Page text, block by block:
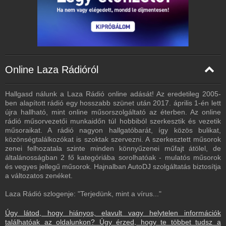
Online Laza Rádióról
Hallgasd nálunk a Laza Rádió online adását! Az eredetileg 2005-
ben alapított rádió egy hosszabb szünet után 2017. április 1-én lett
újra hallható, mint online műsorszolgáltató az éterben. Az online
rádió műsorvezetői munkaidőn túl hobbiból szerkesztik és vezetik
műsoraikat. A rádió nagyon hallgatóbarát, így közös bulikat,
közönségtalálkozókat is szoktak szervezni. A szerkesztett műsorok
zenei felhozatala szinte minden könnyűzenei műfajt átölel, de
általánosságban 2 fő kategóriába sorolhatóak - mulatós műsorok
és vegyes jellegű műsorok. Hajnalban AutoDJ szolgáltatás biztosítja
a változatos zenéket.
Laza Rádió szlogenje: "Terjedünk, mint a vírus..."
Úgy látod, hogy hiányos, elavult vagy helytelen információk
találhatóak az oldalunkon? Úgy érzed, hogy te többet tudsz a